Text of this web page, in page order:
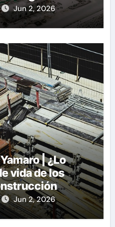
Jun 2, 2026
| ¿Lo
vida de los
en
Jun 2, 2026